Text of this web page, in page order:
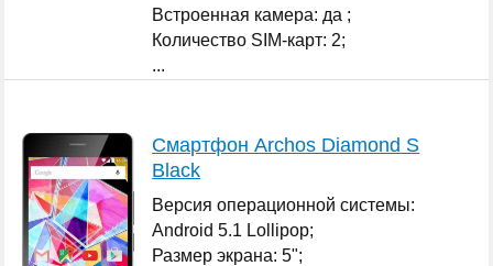
Встроенная камера: да ;
Количество SIM-карт: 2;
...
Смартфон Archos Diamond S
Black
Версия операционной системы:
Android 5.1 Lollipop;
Размер экрана: 5";